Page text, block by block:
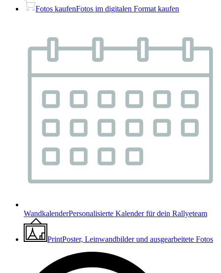
Fotos kaufenFotos im digitalen Format kaufen
WandkalenderPersonalisierte Kalender für dein Rallyeteam
PrintPoster, Leinwandbilder und ausgearbeitete Fotos